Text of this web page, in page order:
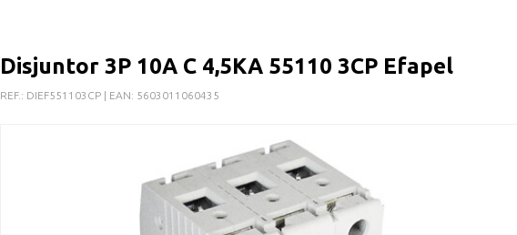
Disjuntor 3P 10A C 4,5KA 55110 3CP Efapel
REF.: DIEF551103CP | EAN: 5603011060435